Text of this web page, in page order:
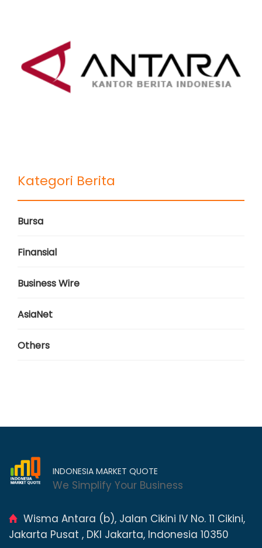
Kategori Berita
Bursa
Finansial
Business Wire
AsiaNet
Others
INDONESIA MARKET QUOTE
We Simplify Your Business
Wisma Antara (b), Jalan Cikini IV No. 11 Cikini,
Jakarta Pusat , DKI Jakarta, Indonesia 10350